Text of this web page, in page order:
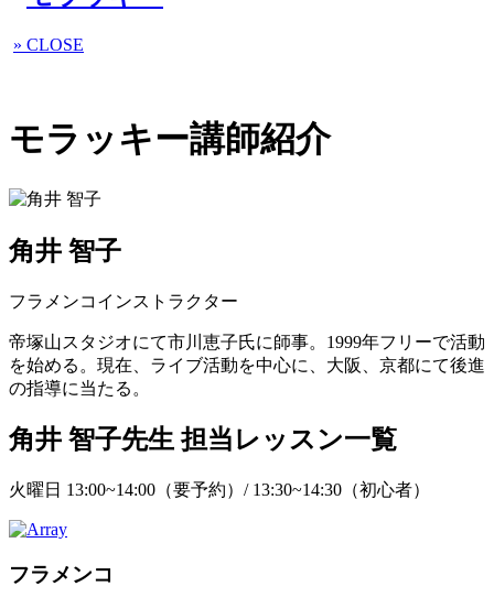
» CLOSE
モラッキー講師紹介
角井 智子
フラメンコインストラクター
帝塚山スタジオにて市川恵子氏に師事。1999年フリーで活動
を始める。現在、ライブ活動を中心に、大阪、京都にて後進
の指導に当たる。
角井 智子先生担当レッスン一覧
火曜日 13:00~14:00（要予約）/ 13:30~14:30（初心者）
フラメンコ